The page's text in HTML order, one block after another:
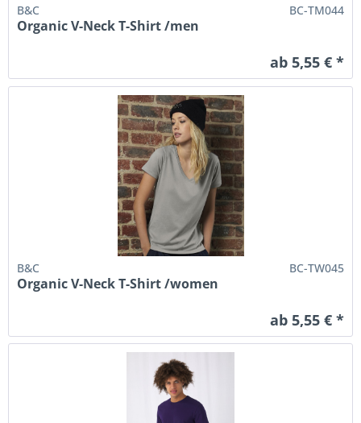
B&C BC-TM044
Organic V-Neck T-Shirt /men
ab 5,55 € *
B&C BC-TW045
Organic V-Neck T-Shirt /women
ab 5,55 € *